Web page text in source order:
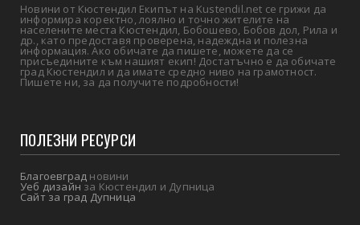
Новини от Кюстендил Екипът на Kustendil.net се грижи да
информира коректно, лоялно и точно жителите на
населените места Кюстендил, Бобошево, Бобов дол, Рила и
др., като предоставя проверена, надеждна и полезна
информация. Ако обичате да пишете, можете да се
присъедините към нашият екип! Достатъчно е да обичате
град Кюстендил и да имате средно ниво на грамотност.
Пишете ни, за да получите подробности!
ПОЛЕЗНИ РЕСУРСИ
Благоевград новини
Уеб дизайнза Кюстендил и Дупница
Сайт за град Дупница